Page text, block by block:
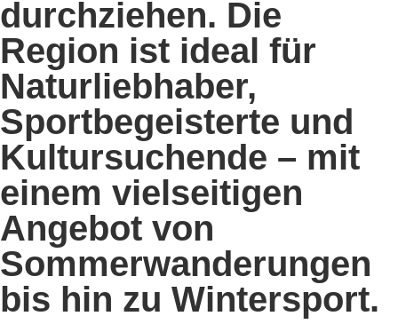
durchziehen. Die
Region ist ideal für
Naturliebhaber,
Sportbegeisterte und
Kultursuchende – mit
einem vielseitigen
Angebot von
Sommerwanderungen
bis hin zu Wintersport.